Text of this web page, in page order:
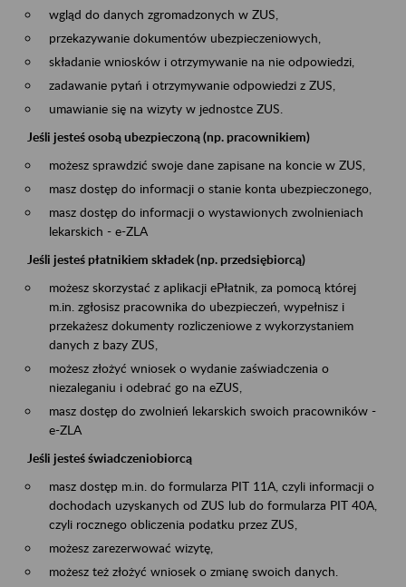
wgląd do danych zgromadzonych w ZUS,
przekazywanie dokumentów ubezpieczeniowych,
składanie wniosków i otrzymywanie na nie odpowiedzi,
zadawanie pytań i otrzymywanie odpowiedzi z ZUS,
umawianie się na wizyty w jednostce ZUS.
Jeśli jesteś osobą ubezpieczoną (np. pracownikiem)
możesz sprawdzić swoje dane zapisane na koncie w ZUS,
masz dostęp do informacji o stanie konta ubezpieczonego,
masz dostęp do informacji o wystawionych zwolnieniach
lekarskich - e-ZLA
Jeśli jesteś płatnikiem składek (np. przedsiębiorcą)
możesz skorzystać z aplikacji ePłatnik, za pomocą której
m.in. zgłosisz pracownika do ubezpieczeń, wypełnisz i
przekażesz dokumenty rozliczeniowe z wykorzystaniem
danych z bazy ZUS,
możesz złożyć wniosek o wydanie zaświadczenia o
niezaleganiu i odebrać go na eZUS,
masz dostęp do zwolnień lekarskich swoich pracowników -
e-ZLA
Jeśli jesteś świadczeniobiorcą
masz dostęp m.in. do formularza PIT 11A, czyli informacji o
dochodach uzyskanych od ZUS lub do formularza PIT 40A,
czyli rocznego obliczenia podatku przez ZUS,
możesz zarezerwować wizytę,
możesz też złożyć wniosek o zmianę swoich danych.